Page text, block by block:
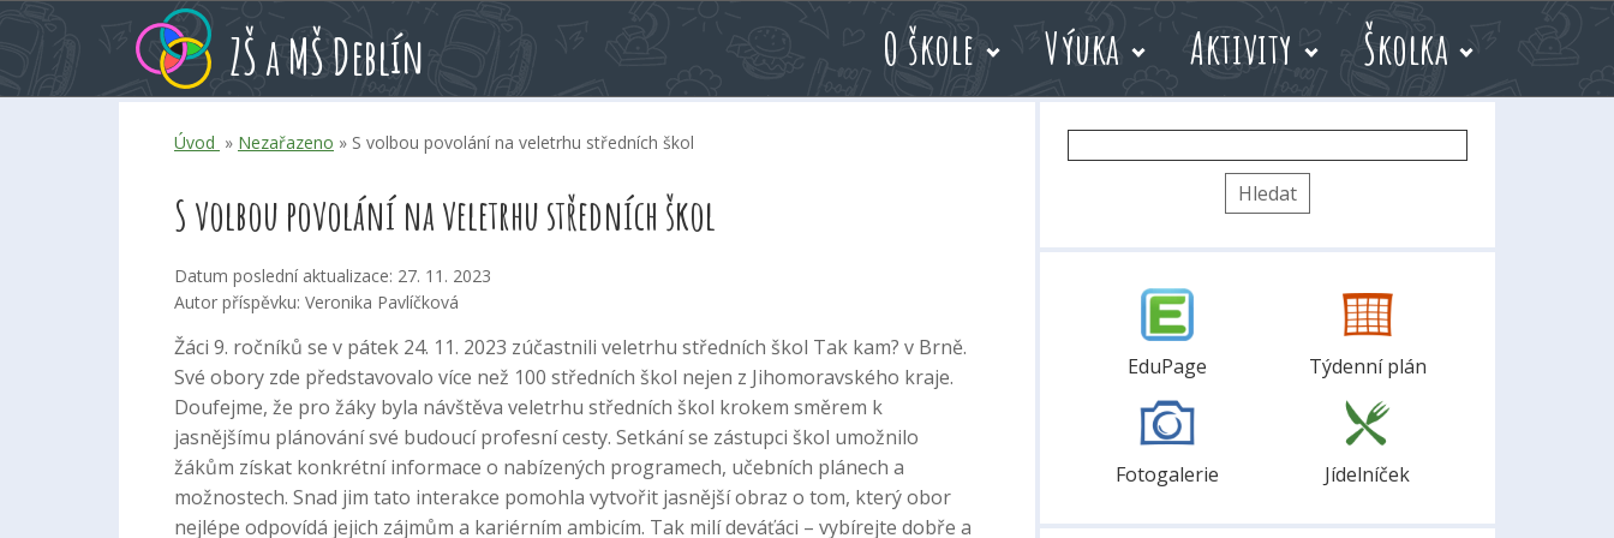
obsah
volby
akcí
ZŠ a MŠ Deblín O škole Výuka Aktivity Školka
Úvod » Nezařazeno » S volbou povolání na veletrhu středních škol
S volbou povolání na veletrhu středních škol
Datum poslední aktualizace: 27. 11. 2023
Autor příspěvku: Veronika Pavlíčková
Žáci 9. ročníků se v pátek 24. 11. 2023 zúčastnili veletrhu středních škol Tak kam? v Brně.
Své obory zde představovalo více než 100 středních škol nejen z Jihomoravského kraje.
Doufejme, že pro žáky byla návštěva veletrhu středních škol krokem směrem k
jasnějšímu plánování své budoucí profesní cesty. Setkání se zástupci škol umožnilo
žákům získat konkrétní informace o nabízených programech, učebních plánech a
možnostech. Snad jim tato interakce pomohla vytvořit jasnější obraz o tom, který obor
nejlépe odpovídá jejich zájmům a kariérním ambicím. Tak milí deváťáci – vybírejte dobře a
EduPage Týdenní plán
Fotogalerie Jídelníček